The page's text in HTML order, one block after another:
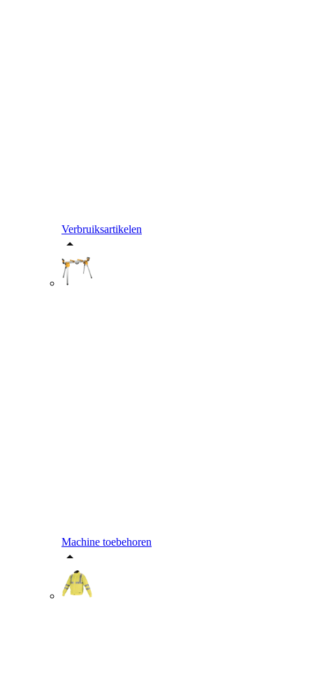
Verbruiksartikelen
Machine toebehoren